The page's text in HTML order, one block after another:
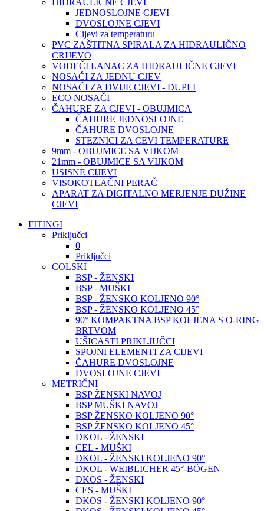
HIDRAULIČNE CJEVI
JEDNOSLOJNE CJEVI
DVOSLOJNE CJEVI
Cijevi za temperaturu
PVC ZAŠTITNA SPIRALA ZA HIDRAULIČNO
CRIJEVO
VODEČI LANAC ZA HIDRAULIČNE CJEVI
NOSAČI ZA JEDNU CJEV
NOSAČI ZA DVIJE CJEVI - DUPLI
ECO NOSAČI
ČAHURE ZA CJEVI - OBUJMICA
ČAHURE JEDNOSLOJNE
ČAHURE DVOSLOJNE
STEZNICI ZA CEVI TEMPERATURE
9mm - OBUJMICE SA VIJKOM
21mm - OBUJMICE SA VIJKOM
USISNE CIJEVI
VISOKOTLAČNI PERAČ
APARAT ZA DIGITALNO MERJENJE DUŽINE
CJEVI
FITINGI
Priključci
0
Priključci
COLSKI
BSP - ŽENSKI
BSP - MUŠKI
BSP - ŽENSKO KOLJENO 90°
BSP - ŽENSKO KOLJENO 45°
90° KOMPAKTNA BSP KOLJENA S O-RING
BRTVOM
UŠICASTI PRIKLJUČCI
SPOJNI ELEMENTI ZA CIJEVI
ČAHURE DVOSLOJNE
DVOSLOJNE CJEVI
METRIČNI
BSP ŽENSKI NAVOJ
BSP MUŠKI NAVOJ
BSP ŽENSKO KOLJENO 90°
BSP ŽENSKO KOLJENO 45°
DKOL - ŽENSKI
CEL - MUŠKI
DKOL - ŽENSKI KOLJENO 90°
DKOL - WEIBLICHER 45°-BÖGEN
DKOS - ŽENSKI
CES - MUŠKI
DKOS - ŽENSKI KOLJENO 90°